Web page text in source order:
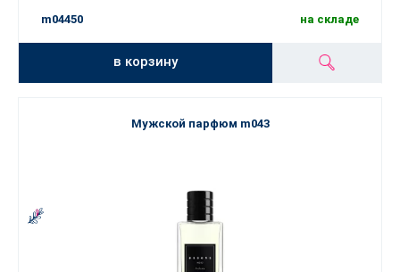
m04450 на складе
в корзину
Мужской парфюм m043